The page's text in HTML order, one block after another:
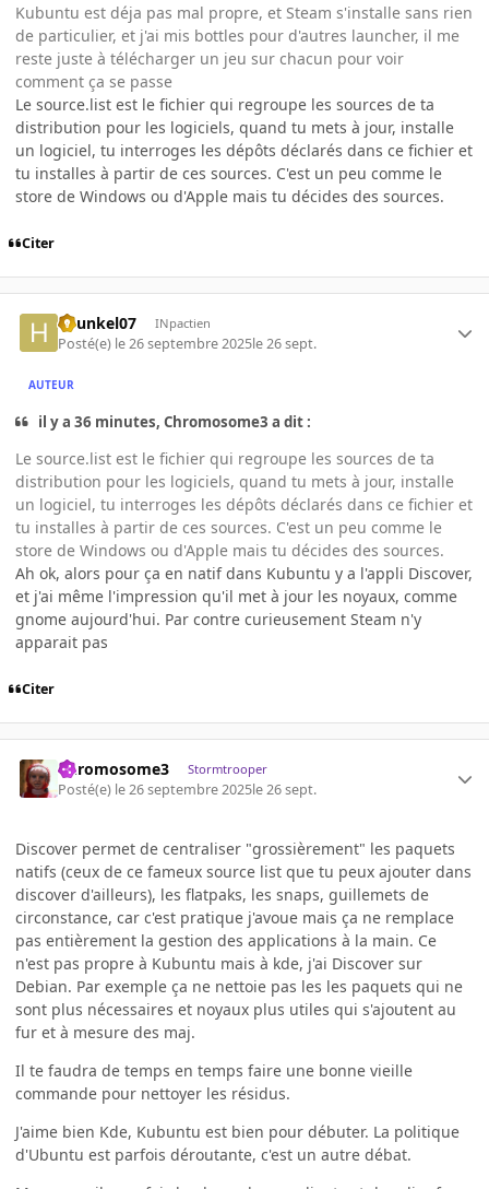
Kubuntu est déja pas mal propre, et Steam s'installe sans rien
de particulier, et j'ai mis bottles pour d'autres launcher, il me
reste juste à télécharger un jeu sur chacun pour voir
comment ça se passe
Le source.list est le fichier qui regroupe les sources de ta
distribution pour les logiciels, quand tu mets à jour, installe
un logiciel, tu interroges les dépôts déclarés dans ce fichier et
tu installes à partir de ces sources. C'est un peu comme le
store de Windows ou d'Apple mais tu décides des sources.
Citer
hyunkel07 INpactien
Posté(e) le 26 septembre 2025le 26 sept.
AUTEUR
il y a 36 minutes, Chromosome3 a dit :
Le source.list est le fichier qui regroupe les sources de ta
distribution pour les logiciels, quand tu mets à jour, installe
un logiciel, tu interroges les dépôts déclarés dans ce fichier et
tu installes à partir de ces sources. C'est un peu comme le
store de Windows ou d'Apple mais tu décides des sources.
Ah ok, alors pour ça en natif dans Kubuntu y a l'appli Discover,
et j'ai même l'impression qu'il met à jour les noyaux, comme
gnome aujourd'hui. Par contre curieusement Steam n'y
apparait pas
Citer
Chromosome3 Stormtrooper
Posté(e) le 26 septembre 2025le 26 sept.
Discover permet de centraliser "grossièrement" les paquets
natifs (ceux de ce fameux source list que tu peux ajouter dans
discover d'ailleurs), les flatpaks, les snaps, guillemets de
circonstance, car c'est pratique j'avoue mais ça ne remplace
pas entièrement la gestion des applications à la main. Ce
n'est pas propre à Kubuntu mais à kde, j'ai Discover sur
Debian. Par exemple ça ne nettoie pas les les paquets qui ne
sont plus nécessaires et noyaux plus utiles qui s'ajoutent au
fur et à mesure des maj.
Il te faudra de temps en temps faire une bonne vieille
commande pour nettoyer les résidus.
J'aime bien Kde, Kubuntu est bien pour débuter. La politique
d'Ubuntu est parfois déroutante, c'est un autre débat.